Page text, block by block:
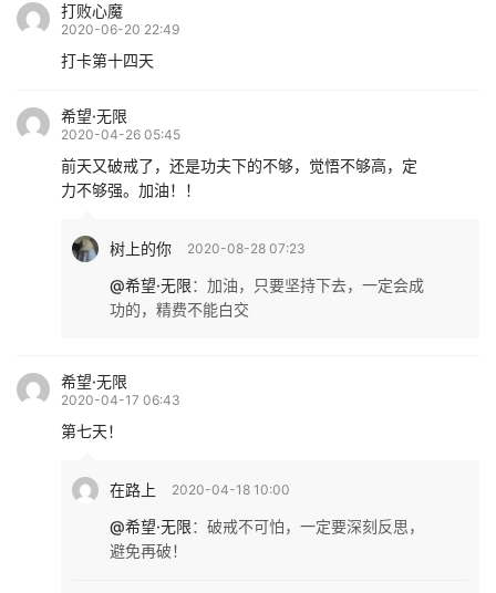
打败心魔
2020-06-20 22:49
打卡第十四天
希望·无限
2020-04-26 05:45
前天又破戒了，还是功夫下的不够，觉悟不够高，定
力不够强。加油！！
树上的你 2020-08-28 07:23
@希望·无限： 加油，只要坚持下去，一定会成
功的，精费不能白交
希望·无限
2020-04-17 06:43
第七天！
在路上 2020-04-18 10:00
@希望·无限： 破戒不可怕，一定要深刻反思，
避免再破！